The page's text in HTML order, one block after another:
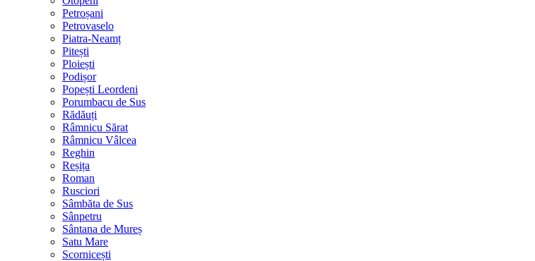
Petroșani
Petrovaselo
Piatra-Neamț
Pitești
Ploiești
Podișor
Popești Leordeni
Porumbacu de Sus
Rădăuți
Râmnicu Sărat
Râmnicu Vâlcea
Reghin
Reșița
Roman
Rusciori
Sâmbăta de Sus
Sânpetru
Sântana de Mureș
Satu Mare
Scornicești